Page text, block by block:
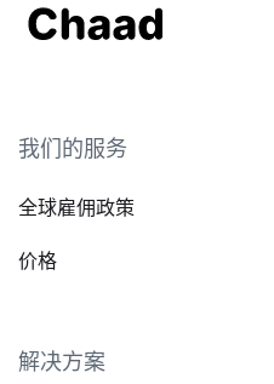
我们的服务
全球雇佣政策
价格
解决方案